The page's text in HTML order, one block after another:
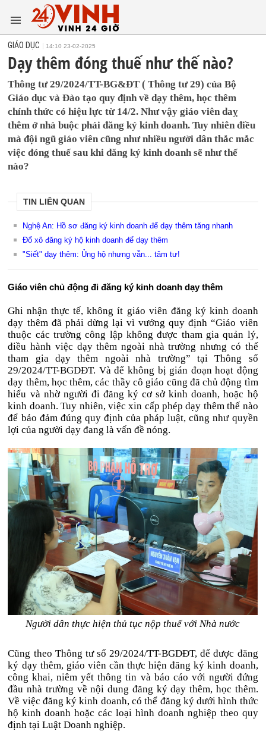
GIÁO DỤC 14:10 23-02-2025
Dạy thêm đóng thuế như thế nào?
Thông tư 29/2024/TT-BG&ĐT ( Thông tư 29) của Bộ
Giáo dục và Đào tạo quy định về dạy thêm, học thêm
chính thức có hiệu lực từ 14/2. Như vậy giáo viên daỵ
thêm ở nhà buộc phải đăng ký kinh doanh. Tuy nhiên điều
mà đội ngũ giáo viên cũng như nhiều người dân thắc mắc
việc đóng thuế sau khi đăng ký kinh doanh sẽ như thế
nào?
TIN LIÊN QUAN
Nghệ An: Hồ sơ đăng ký kinh doanh để dạy thêm tăng nhanh
Đổ xô đăng ký hộ kinh doanh để dạy thêm
"Siết" dạy thêm: Ủng hộ nhưng vẫn... tâm tư!
Giáo viên chủ động đi đăng ký kinh doanh dạy thêm
Ghi nhận thực tế, không ít giáo viên đăng ký kinh doanh
dạy thêm đã phải dừng lại vì vướng quy định “Giáo viên
thuộc các trường công lập không được tham gia quản lý,
điều hành việc dạy thêm ngoài nhà trường nhưng có thể
tham gia dạy thêm ngoài nhà trường” tại Thông số
29/2024/TT-BGDĐT. Và để không bị gián đoạn hoạt động
dạy thêm, học thêm, các thầy cô giáo cũng đã chủ động tìm
hiểu và nhờ người đi đăng ký cơ sở kinh doanh, hoặc hộ
kinh doanh. Tuy nhiên, việc xin cấp phép dạy thêm thế nào
để bảo đảm đúng quy định của pháp luật, cũng như quyền
lợi của người dạy đang là vấn đề nóng.
Người dân thực hiện thủ tục nộp thuế với Nhà nước
Cũng theo Thông tư số 29/2024/TT-BGDĐT, để được đăng
ký dạy thêm, giáo viên cần thực hiện đăng ký kinh doanh,
công khai, niêm yết thông tin và báo cáo với người đứng
đầu nhà trường về nội dung đăng ký dạy thêm, học thêm.
Về việc đăng ký kinh doanh, có thể đăng ký dưới hình thức
hộ kinh doanh hoặc các loại hình doanh nghiệp theo quy
định tại Luật Doanh nghiệp.